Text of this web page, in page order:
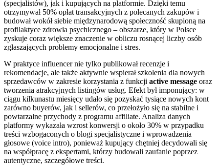
(specjalistów), jak i kupujących na platformie. Dzięki temu
otrzymywał 50% opłat transakcyjnych z polecanych zakupów i
budował wokół siebie międzynarodową społeczność skupioną na
profilaktyce zdrowia psychicznego – obszarze, który w Polsce
zyskuje coraz większe znaczenie w obliczu rosnącej liczby osób
zgłaszających problemy emocjonalne i stres.
W praktyce influencer nie tylko publikował recenzje i
rekomendacje, ale także aktywnie wspierał szkolenia dla nowych
sprzedawców w zakresie korzystania z funkcji active message oraz
tworzenia atrakcyjnych listingów usług. Efekt był imponujący: w
ciągu kilkunastu miesięcy udało się pozyskać tysiące nowych kont
zarówno buyerów, jak i sellerów, co przełożyło się na stabilne i
powtarzalne przychody z programu affiliate. Analiza danych
platformy wykazała wzrost konwersji o około 30% w przypadku
treści wzbogaconych o blogi specjalistyczne i wprowadzenia
głosowe (voice intro), ponieważ kupujący chętniej decydowali się
na współpracę z ekspertami, którzy budowali zaufanie poprzez
autentyczne, szczegółowe treści.